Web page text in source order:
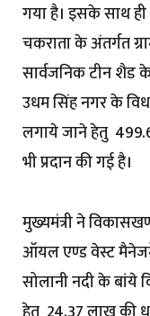
गया है। इसके साथ ही
चकराता के अंतर्गत
सार्वजनिक टीन शैड
उधम सिंह नगर के
लगाये जाने हेतु ₹
भी प्रदान की गई है।
मुख्यमंत्री ने
ऑयल एण्ड वेस्ट
सोलानी नदी के बांये